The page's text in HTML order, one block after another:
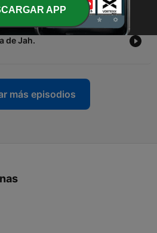
Caneca FM - 02 -
de Jah.
más episodios
APP